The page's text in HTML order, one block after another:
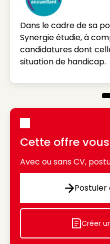
Dans le cadre de sa
Synergie étudie, à
candidatures dont
situation de handicap.
Cette offre
Avec ou sans CV,
Créer